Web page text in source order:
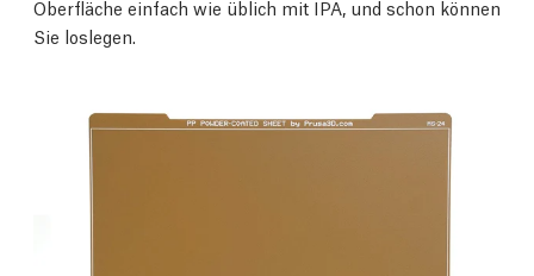
Oberfläche einfach wie üblich mit IPA, und schon können
Sie loslegen.